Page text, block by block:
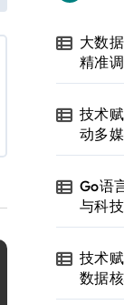
大数
精准
技术
动多
Go语
与科
技术
数据